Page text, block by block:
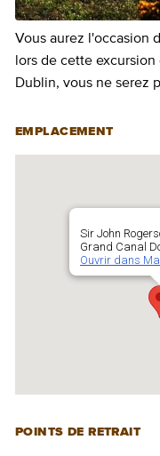
Vous aurez l'occasion
lors de cette
Dublin, vous ne serez
EMPLACEMENT
Sir John
Grand Canal
Ouvrir dans
POINTS DE RETRAIT